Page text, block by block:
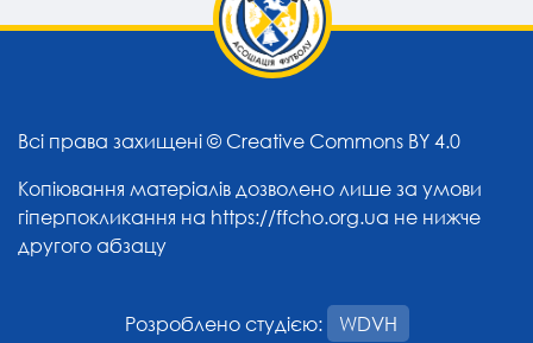
Всі права захищені © Creative Commons BY 4.0
Копіювання матеріалів дозволено лише за умови
гіперпокликання на https://ffcho.org.ua не нижче
другого абзацу
Розроблено студією: WDVH